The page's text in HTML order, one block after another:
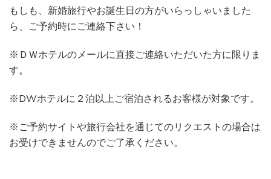
もしも、新婚旅行やお誕生日の方がいらっしゃいました
ら、ご予約時にご連絡下さい！
※ＤＷホテルのメールに直接ご連絡いただいた方に限りま
す。
※DWホテルに２泊以上ご宿泊されるお客様が対象です。
※ご予約サイトや旅行会社を通じてのリクエストの場合は
お受けできませんのでご了承ください。